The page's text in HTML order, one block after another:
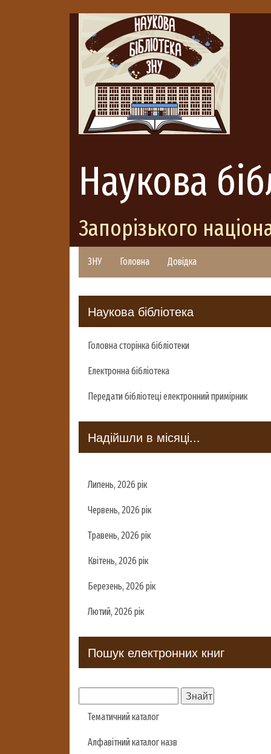
Наукова
Запорізького
ЗНУ Головна Довідка
Наукова бібліотека
Головна сторінка бібліотеки
Електронна бібліотека
Передати бібліотеці електронний примірник
Надійшли в місяці...
Липень, 2026 рік
Червень, 2026 рік
Травень, 2026 рік
Квітень, 2026 рік
Березень, 2026 рік
Лютий, 2026 рік
Пошук електронних книг
Тематичний каталог
Алфавітний каталог назв